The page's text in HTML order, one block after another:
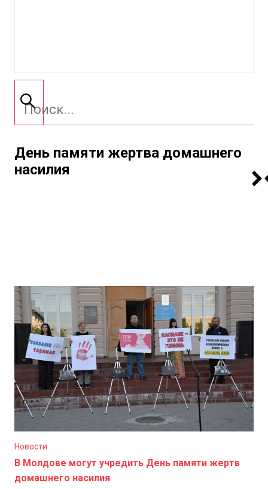
День памяти жертва домашнего
насилия
Новости
В Молдове могут учредить День памяти жертв
домашнего насилия